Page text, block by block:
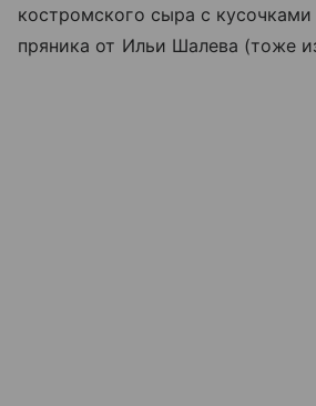
костромского сыра с кусочками
пряника от Ильи Шалева (тоже